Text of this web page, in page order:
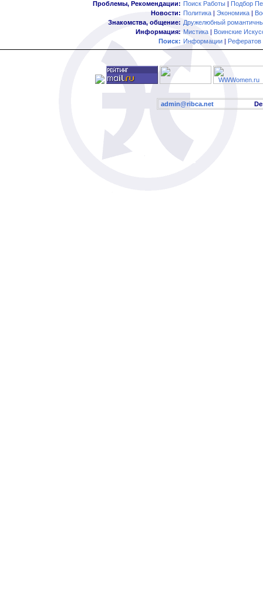
Проблемы, Рекомендации: Поиск Работы | Подбор
Новости: Политика | Экономика |
Знакомства, общение: Дружелюбный
Информация: Мистика | Воинские
Поиск: Информации | Рефератов
admin@ribca.net